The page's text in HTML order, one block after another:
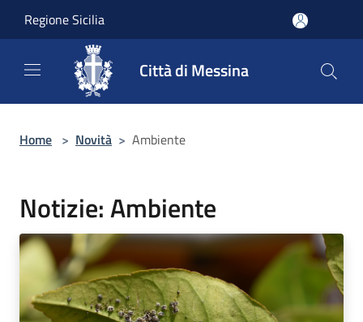
Regione Sicilia
Città di Messina
Home > Novità > Ambiente
Notizie: Ambiente